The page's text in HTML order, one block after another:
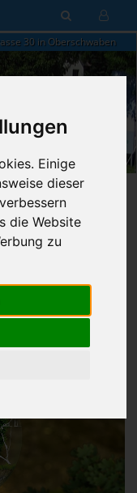
Einige
dieser
die Website
zu
30 in Oberschwaben
22:50
Donnerstag, 6. August 2026